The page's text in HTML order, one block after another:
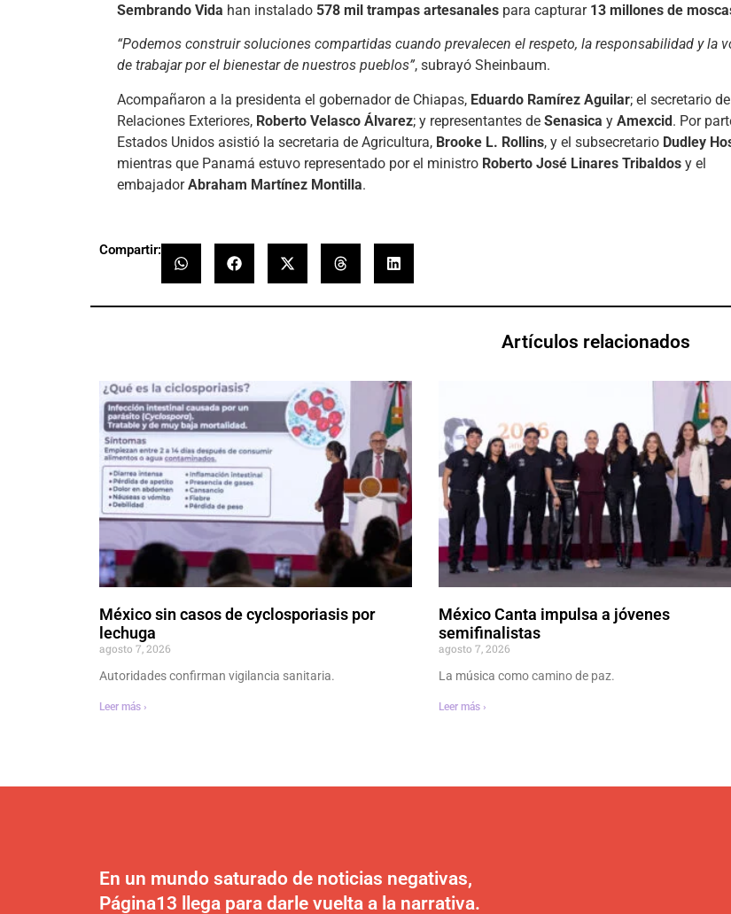
Sembrando Vida han instalado 578 mil trampas artesanales para capturar 13 millones de
“Podemos construir soluciones compartidas cuando prevalecen el respeto, la responsabilidad y la
de trabajar por el bienestar de nuestros pueblos”, subrayó Sheinbaum.
Acompañaron a la presidenta el gobernador de Chiapas, Eduardo Ramírez Aguilar; el secretario de
Relaciones Exteriores, Roberto Velasco Álvarez; y representantes de Senasica y Amexcid. Por
Estados Unidos asistió la secretaria de Agricultura, Brooke L. Rollins, y el subsecretario Dudley
mientras que Panamá estuvo representado por el ministro Roberto José Linares Tribaldos y el
embajadorAbraham Martínez Montilla.
Compartir:
Artículos relacionados
México sin casos de cyclosporiasis por
lechuga
agosto 7, 2026
Autoridades confirman vigilancia sanitaria.
Leer más ›
México Canta impulsa a jóvenes
semifinalistas
agosto 7, 2026
La música como camino de paz.
Leer más ›
En un mundo saturado de noticias negativas,
Página13 llega para darle vuelta a la narrativa.